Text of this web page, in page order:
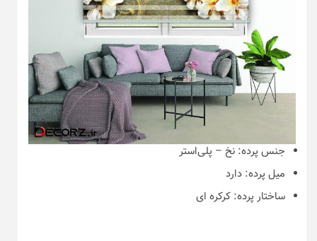
جنس پرده: نخ – پلی‌استر
میل پرده: دارد
ساختار پرده: کرکره ای